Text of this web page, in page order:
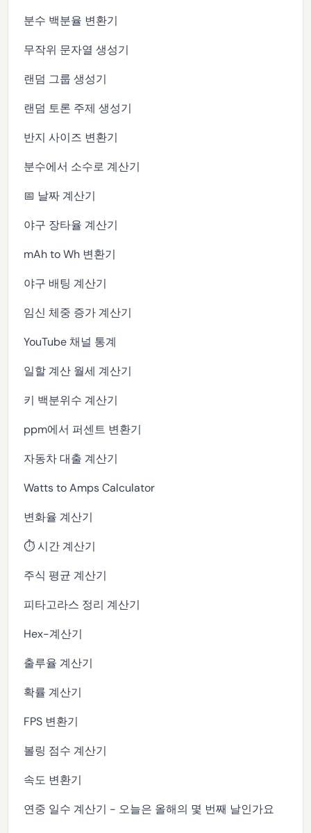
분수 백분율 변환기
무작위 문자열 생성기
랜덤 그룹 생성기
랜덤 토론 주제 생성기
반지 사이즈 변환기
분수에서 소수로 계산기
📅 날짜 계산기
야구 장타율 계산기
mAh to Wh 변환기
야구 배팅 계산기
임신 체중 증가 계산기
YouTube 채널 통계
일할 계산 월세 계산기
키 백분위수 계산기
ppm에서 퍼센트 변환기
자동차 대출 계산기
Watts to Amps Calculator
변화율 계산기
⏱️ 시간 계산기
주식 평균 계산기
피타고라스 정리 계산기
Hex-계산기
출루율 계산기
확률 계산기
FPS 변환기
볼링 점수 계산기
속도 변환기
연중 일수 계산기 - 오늘은 올해의 몇 번째 날인가요